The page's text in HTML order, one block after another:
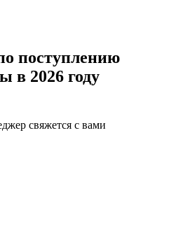
поступлению
в 2026 году
свяжется с вами